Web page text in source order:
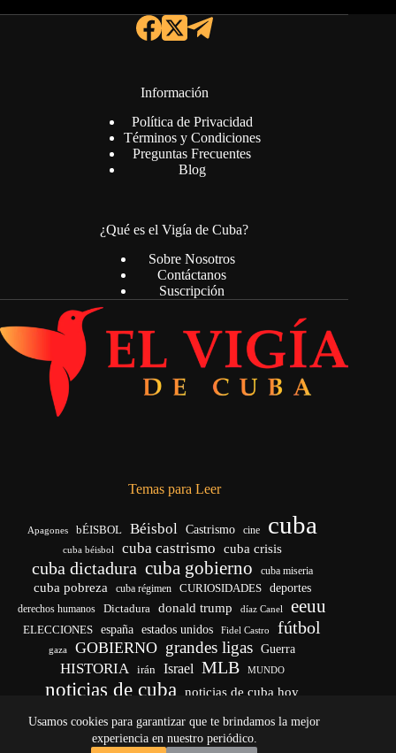
Usamos cookies para garantizar que te brindamos la mejor
experiencia en nuestro periódico.
Información
Política de Privacidad
Términos y Condiciones
Preguntas Frecuentes
Blog
¿Qué es el Vigía de Cuba?
Sobre Nosotros
Contáctanos
Suscripción
Temas para Leer
Apagones bÉISBOL Béisbol Castrismo cine cuba
cuba béisbol cuba castrismo cuba crisis
cuba dictadura cuba gobierno cuba miseria
cuba pobreza cuba régimen CURIOSIDADES deportes
derechos humanos Dictadura donald trump díaz Canel eeuu
ELECCIONES españa estados unidos Fidel Castro fútbol
gaza GOBIERNO grandes ligas Guerra
HISTORIA irán Israel MLB MUNDO
noticias de cuba
noticias de cuba hoy
vida yankees